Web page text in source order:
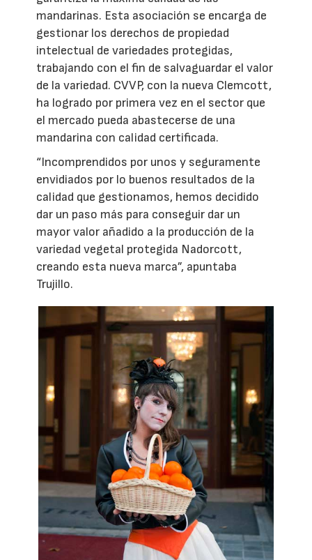
mandarinas. Esta asociación se encarga de
gestionar los derechos de propiedad
intelectual de variedades protegidas,
trabajando con el fin de salvaguardar el valor
de la variedad. CVVP, con la nueva Clemcott,
ha logrado por primera vez en el sector que
el mercado pueda abastecerse de una
mandarina con calidad certificada.
“Incomprendidos por unos y seguramente
envidiados por lo buenos resultados de la
calidad que gestionamos, hemos decidido
dar un paso más para conseguir dar un
mayor valor añadido a la producción de la
variedad vegetal protegida Nadorcott,
creando esta nueva marca”, apuntaba
Trujillo.